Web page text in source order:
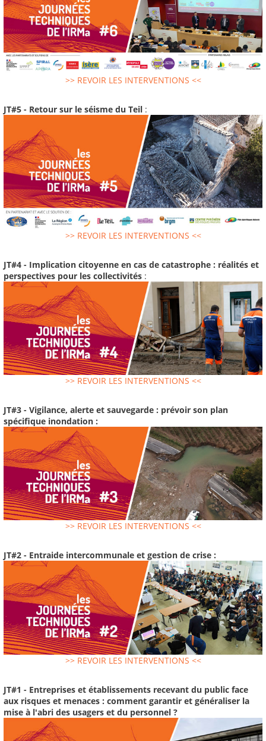
>> REVOIR LES INTERVENTIONS <<
JT#5 - Retour sur le séisme du Teil :
>> REVOIR LES INTERVENTIONS <<
JT#4 - Implication citoyenne en cas de catastrophe : réalités et
perspectives pour les collectivités :
>> REVOIR LES INTERVENTIONS <<
JT#3 - Vigilance, alerte et sauvegarde : prévoir son plan
spécifique inondation :
>> REVOIR LES INTERVENTIONS <<
JT#2 - Entraide intercommunale et gestion de crise :
>> REVOIR LES INTERVENTIONS <<
JT#1 - Entreprises et établissements recevant du public face
aux risques et menaces : comment garantir et généraliser la
mise à l'abri des usagers et du personnel ?